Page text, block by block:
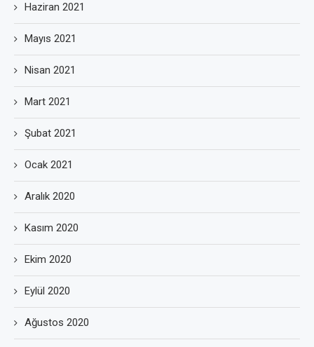
Haziran 2021
Mayıs 2021
Nisan 2021
Mart 2021
Şubat 2021
Ocak 2021
Aralık 2020
Kasım 2020
Ekim 2020
Eylül 2020
Ağustos 2020